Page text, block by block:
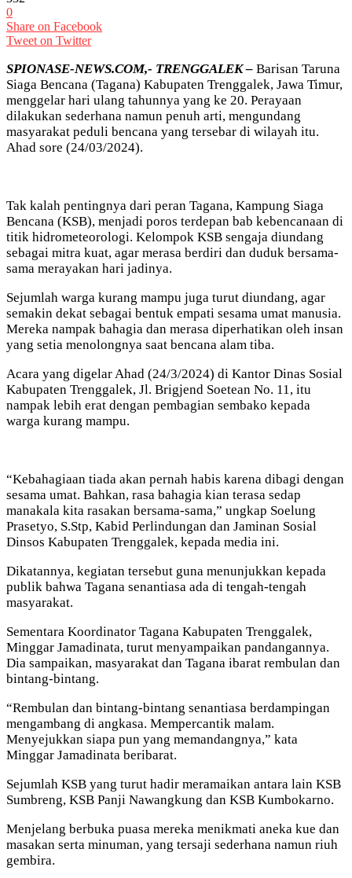
0
Share on Facebook
Tweet on Twitter
SPIONASE-NEWS.COM,- TRENGGALEK – Barisan Taruna
Siaga Bencana (Tagana) Kabupaten Trenggalek, Jawa Timur,
menggelar hari ulang tahunnya yang ke 20. Perayaan
dilakukan sederhana namun penuh arti, mengundang
masyarakat peduli bencana yang tersebar di wilayah itu.
Ahad sore (24/03/2024).
Tak kalah pentingnya dari peran Tagana, Kampung Siaga
Bencana (KSB), menjadi poros terdepan bab kebencanaan di
titik hidrometeorologi. Kelompok KSB sengaja diundang
sebagai mitra kuat, agar merasa berdiri dan duduk bersama-
sama merayakan hari jadinya.
Sejumlah warga kurang mampu juga turut diundang, agar
semakin dekat sebagai bentuk empati sesama umat manusia.
Mereka nampak bahagia dan merasa diperhatikan oleh insan
yang setia menolongnya saat bencana alam tiba.
Acara yang digelar Ahad (24/3/2024) di Kantor Dinas Sosial
Kabupaten Trenggalek, Jl. Brigjend Soetean No. 11, itu
nampak lebih erat dengan pembagian sembako kepada
warga kurang mampu.
“Kebahagiaan tiada akan pernah habis karena dibagi dengan
sesama umat. Bahkan, rasa bahagia kian terasa sedap
manakala kita rasakan bersama-sama,” ungkap Soelung
Prasetyo, S.Stp, Kabid Perlindungan dan Jaminan Sosial
Dinsos Kabupaten Trenggalek, kepada media ini.
Dikatannya, kegiatan tersebut guna menunjukkan kepada
publik bahwa Tagana senantiasa ada di tengah-tengah
masyarakat.
Sementara Koordinator Tagana Kabupaten Trenggalek,
Minggar Jamadinata, turut menyampaikan pandangannya.
Dia sampaikan, masyarakat dan Tagana ibarat rembulan dan
bintang-bintang.
“Rembulan dan bintang-bintang senantiasa berdampingan
mengambang di angkasa. Mempercantik malam.
Menyejukkan siapa pun yang memandangnya,” kata
Minggar Jamadinata beribarat.
Sejumlah KSB yang turut hadir meramaikan antara lain KSB
Sumbreng, KSB Panji Nawangkung dan KSB Kumbokarno.
Menjelang berbuka puasa mereka menikmati aneka kue dan
masakan serta minuman, yang tersaji sederhana namun riuh
gembira.